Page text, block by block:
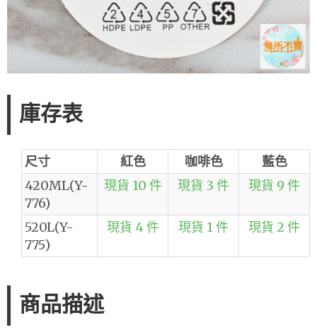
庫存表
尺寸 紅色 咖啡色
藍色
420ML(Y-
776)
現貨 10 件 現貨 3 件 現貨 9 件
520L(Y-
775)
現貨 4 件 現貨 1 件 現貨 2 件
商品描述